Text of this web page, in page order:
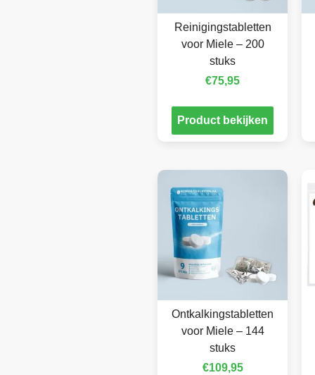
Reinigingstabletten
voor Miele – 200
stuks
€75,95
Product bekijken
Ontkalkingstabletten
voor Miele – 144
stuks
€109,95